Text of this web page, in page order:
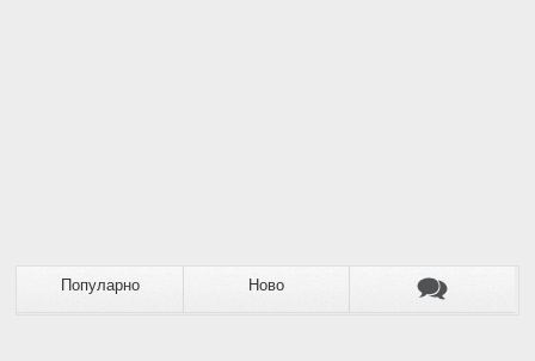
Популарно Ново